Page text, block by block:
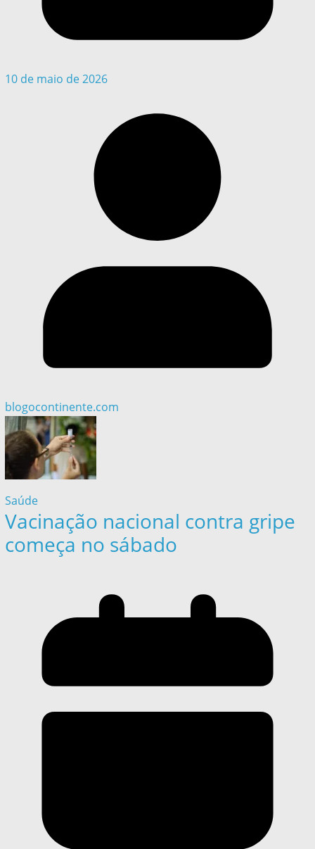
10 de maio de 2026
blogocontinente.com
Saúde
Vacinação nacional contra gripe
começa no sábado